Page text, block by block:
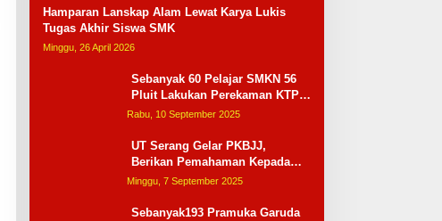
Hamparan Lanskap Alam Lewat Karya Lukis
Tugas Akhir Siswa SMK
Minggu, 26 April 2026
Sebanyak 60 Pelajar SMKN 56
Pluit Lakukan Perekaman KTP
Elektronik Perdana
Rabu, 10 September 2025
UT Serang Gelar PKBJJ,
Berikan Pemahaman Kepada
Mahasiswa Baru Tahun 2025
Minggu, 7 September 2025
Sebanyak193 Pramuka Garuda